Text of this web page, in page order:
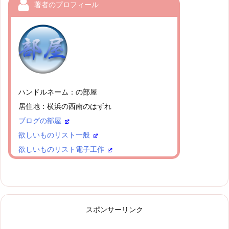
著者のプロフィール
ハンドルネーム：の部屋
居住地：横浜の西南のはずれ
ブログの部屋
欲しいものリスト一般
欲しいものリスト電子工作
スポンサーリンク